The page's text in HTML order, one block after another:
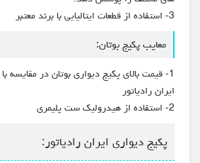
3- استفاده از قطعات ایتالیایی با برند معتبر
معایب پکیج بوتان:
1- قیمت بالای پکیج دیواری بوتان در مقایسه
ایران رادیاتور
2- استفاده از هیدرولیک ست پلیمری
پکیج دیواری ایران رادیاتور: